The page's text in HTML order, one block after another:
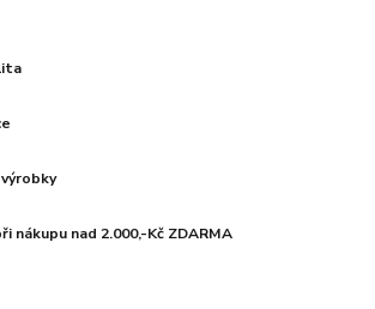
nákupu nad 2.000,-Kč ZDARMA